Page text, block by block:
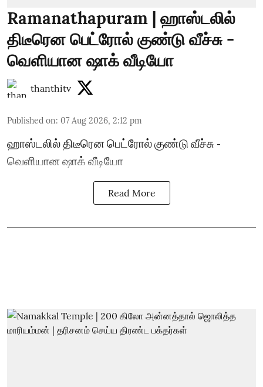
Ramanathapuram | ஹாஸ்டலில்
திடீரென பெட்ரோல் குண்டு வீச்சு -
வெளியான ஷாக் வீடியோ
thanthitv
Published on: 07 Aug 2026, 2:12 pm
ஹாஸ்டலில் திடீரென பெட்ரோல் குண்டு வீச்சு -
வெளியான ஷாக் வீடியோ
Read More